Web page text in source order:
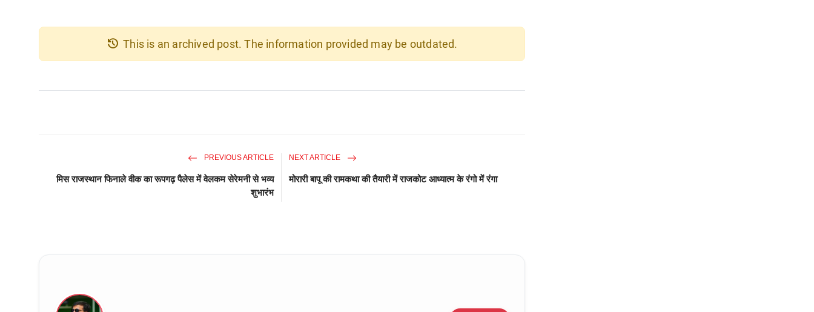
history This is an archived post. The information provided may be outdated.
PREVIOUS ARTICLE
मिस राजस्थान फिनाले वीक का रूपगढ़ पैलेस में वेलकम सेरेमनी से भव्य
शुभारंभ
NEXT ARTICLE
मोरारी बापू की रामकथा की तैयारी में राजकोट आध्यात्म के रंगो में रंगा